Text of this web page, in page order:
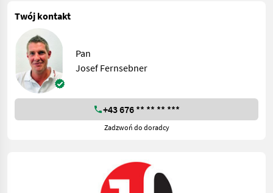
Twój kontakt
Pan
Josef Fernsebner
+43 676 ** ** ** ***
Zadzwoń do doradcy